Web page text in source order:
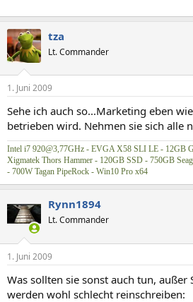
tza
Lt. Commander
1. Juni 2009
Sehe ich auch so...Marketing eben
betrieben wird. Nehmen sie sich alle
Intel i7 920@3,77GHz - EVGA X58 SLI LE - 12GB
Xigmatek Thors Hammer - 120GB SSD - 750GB
- 700W Tagan PipeRock - Win10 Pro x64
Rynn1894
Lt. Commander
1. Juni 2009
Was sollten sie sonst auch tun, außer
werden wohl schlecht reinschreiben: